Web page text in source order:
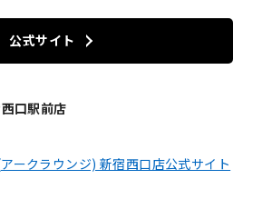
公式サイト
口駅前店
ークラウンジ) 新宿西口店公式サイト